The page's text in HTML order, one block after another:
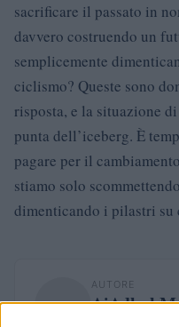
sacrificare il passato in
davvero costruendo un
semplicemente
ciclismo? Queste sono
risposta, e la situazione
punta dell’iceberg. È
pagare per il
stiamo solo
dimenticando i pilastri su
AUTORE